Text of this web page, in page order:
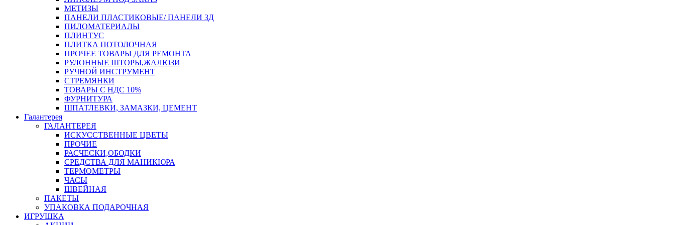
МЕТИЗЫ
ПАНЕЛИ ПЛАСТИКОВЫЕ/ ПАНЕЛИ 3Д
ПИЛОМАТЕРИАЛЫ
ПЛИНТУС
ПЛИТКА ПОТОЛОЧНАЯ
ПРОЧЕЕ ТОВАРЫ ДЛЯ РЕМОНТА
РУЛОННЫЕ ШТОРЫ,ЖАЛЮЗИ
РУЧНОЙ ИНСТРУМЕНТ
СТРЕМЯНКИ
ТОВАРЫ С НДС 10%
ФУРНИТУРА
ШПАТЛЕВКИ, ЗАМАЗКИ, ЦЕМЕНТ
Галантерея
ГАЛАНТЕРЕЯ
ИСКУССТВЕННЫЕ ЦВЕТЫ
ПРОЧИЕ
РАСЧЕСКИ,ОБОДКИ
СРЕДСТВА ДЛЯ МАНИКЮРА
ТЕРМОМЕТРЫ
ЧАСЫ
ШВЕЙНАЯ
ПАКЕТЫ
УПАКОВКА ПОДАРОЧНАЯ
ИГРУШКА